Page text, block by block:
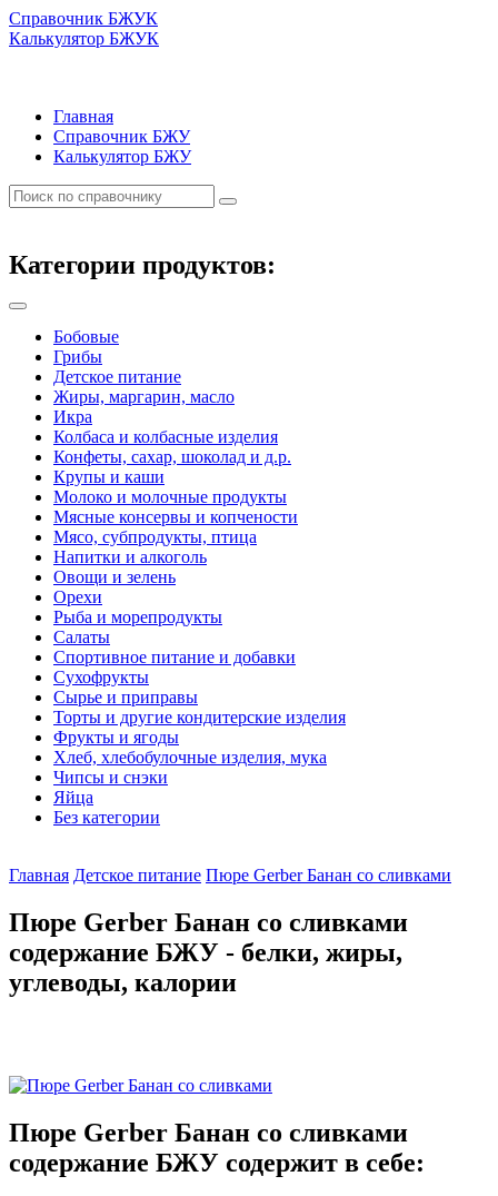
Справочник БЖУК
Калькулятор БЖУК
Главная
Справочник БЖУ
Калькулятор БЖУ
Категории продуктов:
Бобовые
Грибы
Детское питание
Жиры, маргарин, масло
Икра
Колбаса и колбасные изделия
Конфеты, сахар, шоколад и д.р.
Крупы и каши
Молоко и молочные продукты
Мясные консервы и копчености
Мясо, субпродукты, птица
Напитки и алкоголь
Овощи и зелень
Орехи
Рыба и морепродукты
Салаты
Спортивное питание и добавки
Сухофрукты
Сырье и приправы
Торты и другие кондитерские изделия
Фрукты и ягоды
Хлеб, хлебобулочные изделия, мука
Чипсы и снэки
Яйца
Без категории
Главная Детское питание Пюре Gerber Банан со сливками
Пюре Gerber Банан со сливками
содержание БЖУ - белки, жиры,
углеводы, калории
Пюре Gerber Банан со сливками
содержание БЖУ содержит в себе: